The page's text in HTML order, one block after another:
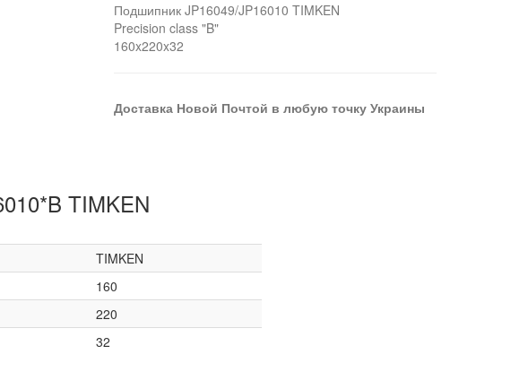
Подшипник JP16049/JP16010 TIMKEN
Precision class "B"
160x220x32
Доставка Новой Почтой в любую точку Украины
TIMKEN
TIMKEN
160
220
32